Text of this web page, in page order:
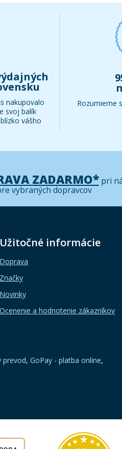
nakupovalo
svoj balík
vášho
Rozumieme
ZADARMO*pri
vybraných dopravcov
Užitočné informácie
Doprava
Značky
Novinky
Ocenenie a hodnotenie zákazníkov
prevod, GoPay - platba online,